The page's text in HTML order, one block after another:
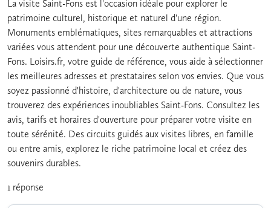
La visite Saint-Fons est l'occasion idéale pour explorer le
patrimoine culturel, historique et naturel d'une région.
Monuments emblématiques, sites remarquables et attractions
variées vous attendent pour une découverte authentique Saint-
Fons. Loisirs.fr, votre guide de référence, vous aide à sélectionner
les meilleures adresses et prestataires selon vos envies. Que vous
soyez passionné d'histoire, d'architecture ou de nature, vous
trouverez des expériences inoubliables Saint-Fons. Consultez les
avis, tarifs et horaires d'ouverture pour préparer votre visite en
toute sérénité. Des circuits guidés aux visites libres, en famille
ou entre amis, explorez le riche patrimoine local et créez des
souvenirs durables.
1 réponse